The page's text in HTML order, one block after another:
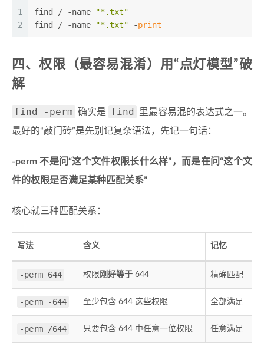
1
2
find / -name
"*.txt"
find / -name
"*.txt" -print
四、权限（最容易混淆）用“点灯模型”破
解
find -perm 确实是 find
里最容易混的表达式之一。
最好的“敲门砖”是先别记复杂语法，先记一句话：
-perm 不是问“这个文件权限长什么样”，而是在问“这个文
件的权限是否满足某种匹配关系”
核心就三种匹配关系：
写法 含义 记忆
-perm 644 权限 刚好等于 644 精确匹配
-perm -644 至少包含 644 这些权限 全部满足
-perm /644 只要包含 644 中任意一位权限 任意满足